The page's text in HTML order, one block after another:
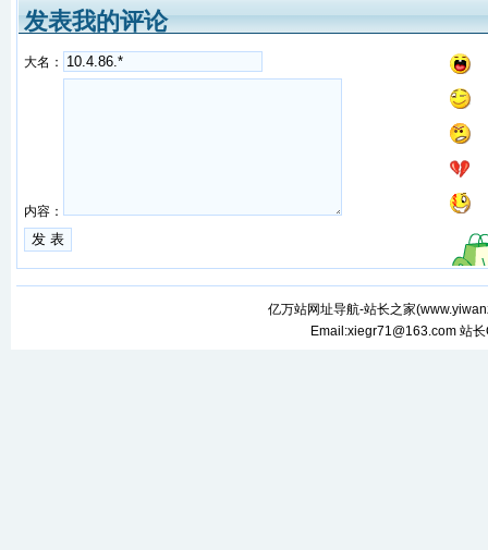
发表我的评论
大名：
内容：
亿万站网址导航-站长之家(
Email:xiegr71@163.com 站